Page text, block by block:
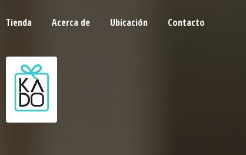
Tienda Acerca de Ubicación Contacto